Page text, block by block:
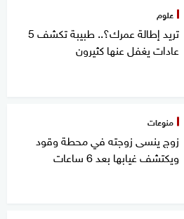
علوم
تريد إطالة عمرك؟.. طبيبة تكشف 5
عادات يغفل عنها كثيرون
منوعات
زوج ينسى زوجته في محطة وقود
ويكتشف غيابها بعد 6 ساعات